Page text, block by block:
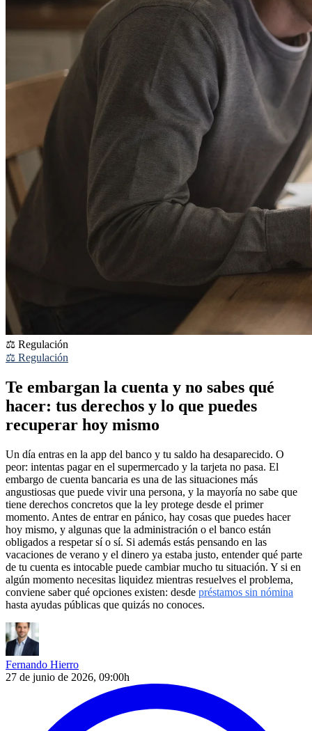
⚖️ Regulación
⚖️ Regulación
Te embargan la cuenta y no sabes qué
hacer: tus derechos y lo que puedes
recuperar hoy mismo
Un día entras en la app del banco y tu saldo ha desaparecido. O
peor: intentas pagar en el supermercado y la tarjeta no pasa. El
embargo de cuenta bancaria es una de las situaciones más
angustiosas que puede vivir una persona, y la mayoría no sabe que
tiene derechos concretos que la ley protege desde el primer
momento. Antes de entrar en pánico, hay cosas que puedes hacer
hoy mismo, y algunas que la administración o el banco están
obligados a respetar sí o sí. Si además estás pensando en las
vacaciones de verano y el dinero ya estaba justo, entender qué parte
de tu cuenta es intocable puede cambiar mucho tu situación. Y si en
algún momento necesitas liquidez mientras resuelves el problema,
conviene saber qué opciones existen: desde préstamos sin nómina
hasta ayudas públicas que quizás no conoces.
Fernando Hierro
27 de junio de 2026, 09:00h